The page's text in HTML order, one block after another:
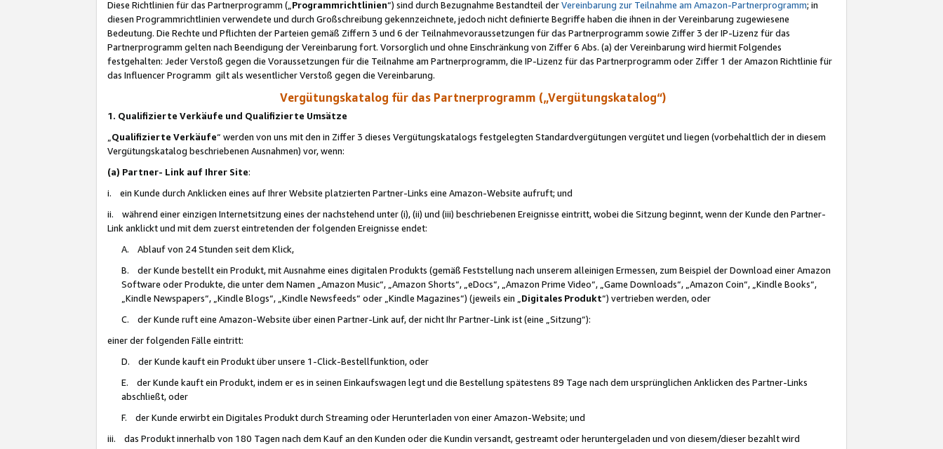
Diese Richtlinien für das Partnerprogramm („Programmrichtlinien“) sind durch Bezugnahme Bestandteil derVereinbarung zur Teilnahme am Amazon-Partnerprogramm; in
diesen Programmrichtlinien verwendete und durch Großschreibung gekennzeichnete, jedoch nicht definierte Begriffe haben die ihnen in der Vereinbarung zugewiesene
Bedeutung. Die Rechte und Pflichten der Parteien gemäß Ziffern 3 und 6 der Teilnahmevoraussetzungen für das Partnerprogramm sowie Ziffer 3 der IP-Lizenz für das
Partnerprogramm gelten nach Beendigung der Vereinbarung fort. Vorsorglich und ohne Einschränkung von Ziffer 6 Abs. (a) der Vereinbarung wird hiermit Folgendes
festgehalten: Jeder Verstoß gegen die Voraussetzungen für die Teilnahme am Partnerprogramm, die IP-Lizenz für das Partnerprogramm oder Ziffer 1 der Amazon Richtlinie für
das Influencer Programm gilt als wesentlicher Verstoß gegen die Vereinbarung.
Vergütungskatalog für das Partnerprogramm („Vergütungskatalog“)
1. Qualifizierte Verkäufe und Qualifizierte Umsätze
Qualifizierte Verkäufe“ werden von uns mit den in Ziffer 3 dieses Vergütungskatalogs festgelegten Standardvergütungen vergütet und liegen (vorbehaltlich der in diesem
Vergütungskatalog beschriebenen Ausnahmen) vor, wenn:
(a) Partner- Link auf Ihrer Site:
i. ein Kunde durch Anklicken eines auf Ihrer Website platzierten Partner-Links eine Amazon-Website aufruft; und
ii. während einer einzigen Internetsitzung eines der nachstehend unter (i), (ii) und (iii) beschriebenen Ereignisse eintritt, wobei die Sitzung beginnt, wenn der Kunde den Partner-
Link anklickt und mit dem zuerst eintretenden der folgenden Ereignisse endet:
A. Ablauf von 24 Stunden seit dem Klick,
B. der Kunde bestellt ein Produkt, mit Ausnahme eines digitalen Produkts (gemäß Feststellung nach unserem alleinigen Ermessen, zum Beispiel der Download einer Amazon
Software oder Produkte, die unter dem Namen „Amazon Music“, „Amazon Shorts“, „eDocs“, „Amazon Prime Video“, „Game Downloads“, „Amazon Coin“, „Kindle Books“,
„Kindle Newspapers“, „Kindle Blogs“, „Kindle Newsfeeds“ oder „Kindle Magazines“) (jeweils ein „ Digitales Produkt“) vertrieben werden, oder
C. der Kunde ruft eine Amazon-Website über einen Partner-Link auf, der nicht Ihr Partner-Link ist (eine „Sitzung“):
einer der folgenden Fälle eintritt:
D. der Kunde kauft ein Produkt über unsere 1-Click-Bestellfunktion, oder
E. der Kunde kauft ein Produkt, indem er es in seinen Einkaufswagen legt und die Bestellung spätestens 89 Tage nach dem ursprünglichen Anklicken des Partner-Links
abschließt, oder
F. der Kunde erwirbt ein Digitales Produkt durch Streaming oder Herunterladen von einer Amazon-Website; und
iii. das Produkt innerhalb von 180 Tagen nach dem Kauf an den Kunden oder die Kundin versandt, gestreamt oder heruntergeladen und von diesem/dieser bezahlt wird